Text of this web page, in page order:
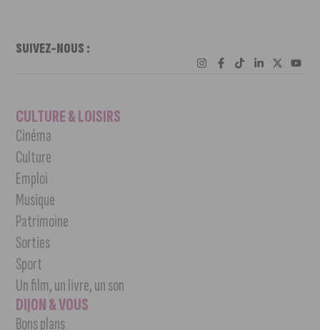
SUIVEZ-NOUS :
CULTURE & LOISIRS
Cinéma
Culture
Emploi
Musique
Patrimoine
Sorties
Sport
Un film, un livre, un son
DIJON & VOUS
Bons plans